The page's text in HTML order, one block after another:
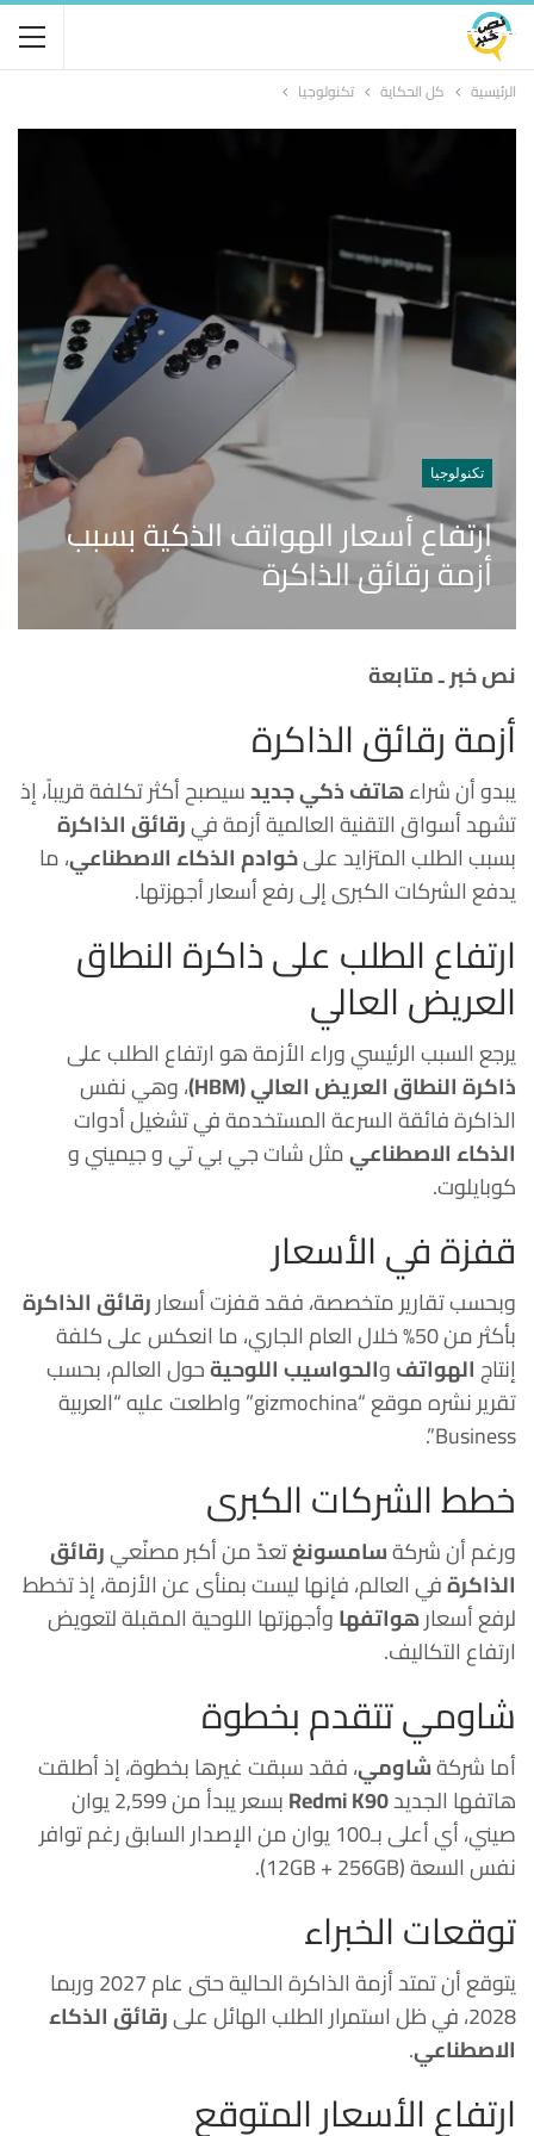
الرئيسية كل الحكاية تكنولوجيا
تكنولوجيا
ارتفاع أسعار الهواتف الذكية بسبب
أزمة رقائق الذاكرة
نص خبر ـ متابعة
أزمة رقائق الذاكرة
يبدو أن شراءهاتف ذكي جديدسيصبح أكثر تكلفة قريباً، إذ
تشهد أسواق التقنية العالمية أزمة فيرقائق الذاكرة
بسبب الطلب المتزايد علىخوادم الذكاء الاصطناعي، ما
يدفع الشركات الكبرى إلى رفع أسعار أجهزتها.
ارتفاع الطلب على ذاكرة النطاق
العريض العالي
يرجع السبب الرئيسي وراء الأزمة هو ارتفاع الطلب على
ذاكرة النطاق العريض العالي (HBM)
، وهي نفس
الذاكرة فائقة السرعة المستخدمة في تشغيل أدوات
الذكاء الاصطناعيمثل شات جي بي تي و جيميني و
كوبايلوت.
قفزة في الأسعار
وبحسب تقارير متخصصة، فقد قفزت أسعاررقائق الذاكرة
بأكثر من 50% خلال العام الجاري، ما انعكس على كلفة
إنتاجالهواتفوالحواسيب اللوحيةحول العالم، بحسب
تقرير نشره موقع “gizmochina” واطلعت عليه “العربية
Business”.
خطط الشركات الكبرى
ورغم أن شركةسامسونغتعدّ من أكبر مصنّعيرقائق
الذاكرةفي العالم، فإنها ليست بمنأى عن الأزمة، إذ تخطط
لرفع أسعارهواتفهاوأجهزتها اللوحية المقبلة لتعويض
ارتفاع التكاليف.
شاومي تتقدم بخطوة
أما شركةشاومي، فقد سبقت غيرها بخطوة، إذ أطلقت
هاتفها الجديدRedmi K90
بسعر يبدأ من 2,599 يوان
صيني، أي أعلى بـ100 يوان من الإصدار السابق رغم توافر
نفس السعة (12GB + 256GB).
توقعات الخبراء
يتوقع أن تمتد أزمة الذاكرة الحالية حتى عام 2027 وربما
2028، في ظل استمرار الطلب الهائل على
رقائق الذكاء
الاصطناعي.
ارتفاع الأسعار المتوقع